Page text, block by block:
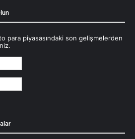
para piyasasındaki son gelişmelerden